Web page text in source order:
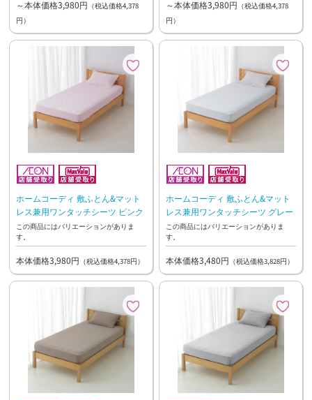
～本体価格3,980円 （税込価格4,378
円）
～本体価格3,980円 （税込価格4,378
円）
ホームコーディ 敷ふとん&マット
レス兼用ワンタッチシーツ ピンク
この商品にはバリエーションがありま
す。
本体価格3,980円 （税込価格4,378円）
ホームコーディ 敷ふとん&マット
レス兼用ワンタッチシーツ グレー
この商品にはバリエーションがありま
す。
本体価格3,480円 （税込価格3,828円）